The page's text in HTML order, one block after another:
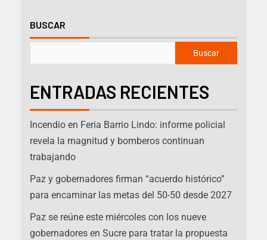
BUSCAR
Buscar
ENTRADAS RECIENTES
Incendio en Feria Barrio Lindo: informe policial
revela la magnitud y bomberos continuan
trabajando
Paz y gobernadores firman “acuerdo histórico”
para encaminar las metas del 50-50 desde 2027
Paz se reúne este miércoles con los nueve
gobernadores en Sucre para tratar la propuesta